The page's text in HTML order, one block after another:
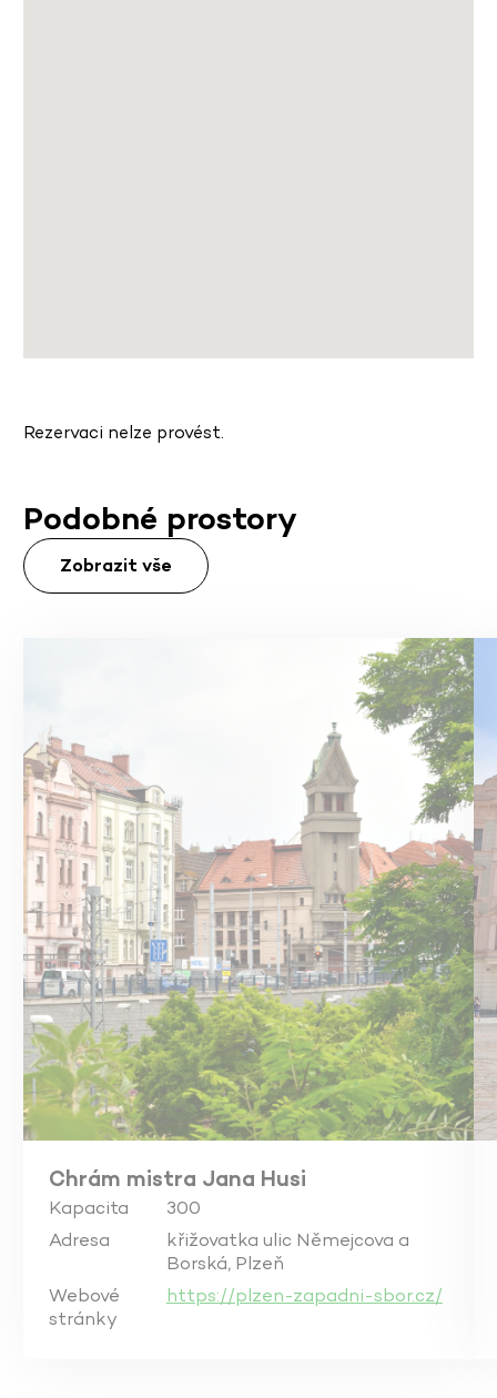
Rezervaci nelze provést.
Podobné prostory
Zobrazit vše
Chrám mistra Jana Husi
Kapacita
300
Adresa
křižovatka ulic Němejcova a
Borská, Plzeň
Webové
stránky
https://plzen-zapadni-sbor.cz/